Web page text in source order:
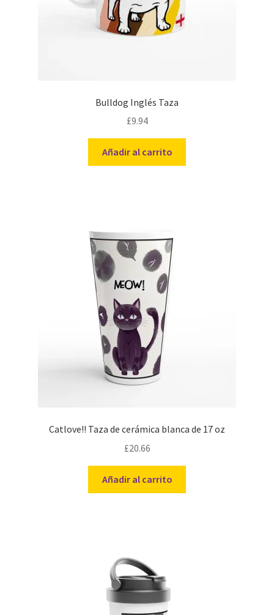
Bulldog Inglés Taza
£9.94
Añadir al carrito
Catlove!! Taza de cerámica blanca de 17 oz
£20.66
Añadir al carrito